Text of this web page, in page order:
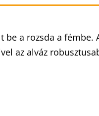
a rozsda a
az alváz